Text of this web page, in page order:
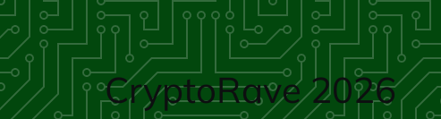
Skip to main content
CryptoRave 2026